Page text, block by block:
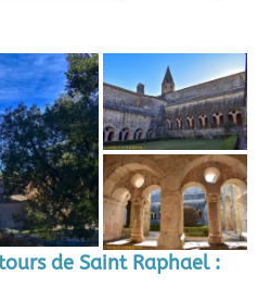
de Saint Raphael :